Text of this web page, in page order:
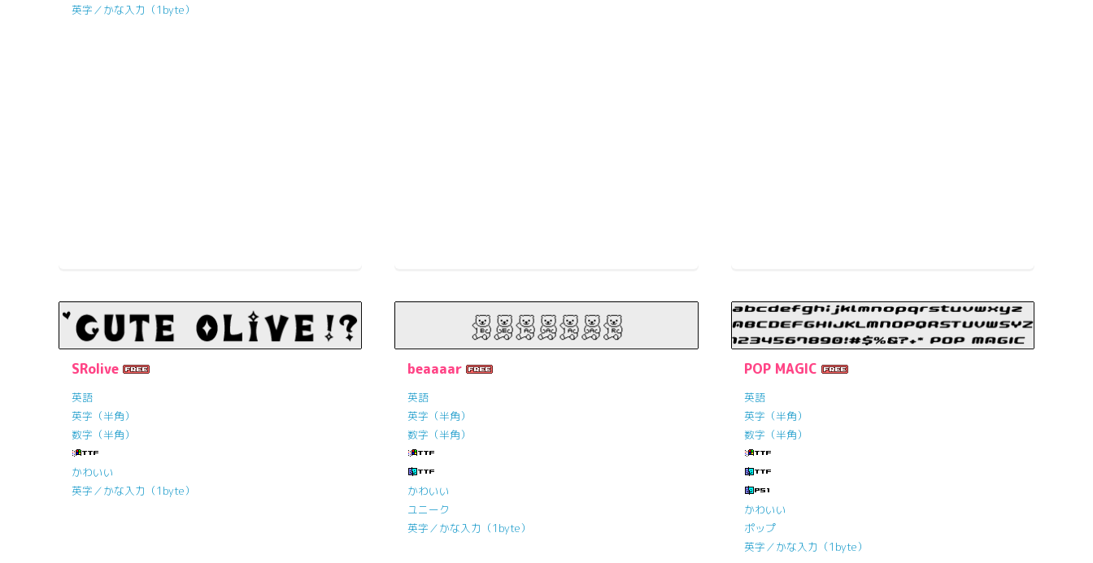
英字／かな入力（1byte）
SRolive
英語
英字（半角）
数字（半角）
かわいい
英字／かな入力（1byte）
beaaaar
英語
英字（半角）
数字（半角）
かわいい
ユニーク
英字／かな入力（1byte）
POP MAGIC
英語
英字（半角）
数字（半角）
かわいい
ポップ
英字／かな入力（1byte）